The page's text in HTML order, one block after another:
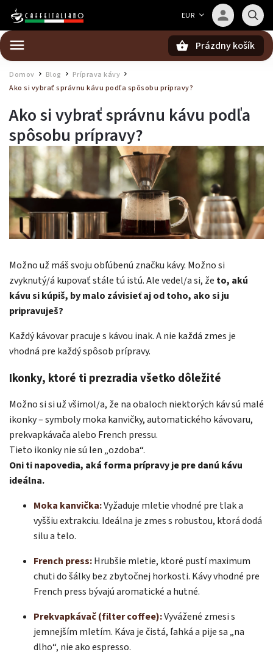
EUR
Prázdny košík
Domov Blog Príprava kávy /
Ako si vybrať správnu kávu podľa spôsobu prípravy?
Ako si vybrať správnu kávu podľa
spôsobu prípravy?
Možno už máš svoju obľúbenú značku kávy. Možno si
zvyknutý/á kupovať stále tú istú. Ale vedel/a si, že to, akú
kávu si kúpiš, by malo závisieť aj od toho, ako si ju
pripravuješ?
Každý kávovar pracuje s kávou inak. A nie každá zmes je
vhodná pre každý spôsob prípravy.
Ikonky, ktoré ti prezradia všetko dôležité
Možno si si už všimol/a, že na obaloch niektorých káv sú malé
ikonky – symboly moka kanvičky, automatického kávovaru,
prekvapkávača alebo French pressu.
Tieto ikonky nie sú len „ozdoba“.
Oni ti napovedia, aká forma prípravy je pre danú kávu
ideálna.
Moka kanvička:Vyžaduje mletie vhodné pre tlak a
vyššiu extrakciu. Ideálna je zmes s robustou, ktorá dodá
silu a telo.
French press:Hrubšie mletie, ktoré pustí maximum
chuti do šálky bez zbytočnej horkosti. Kávy vhodné pre
French press bývajú aromatické a hutné.
Prekvapkávač (filter coffee):Vyvážené zmesi s
jemnejším mletím. Káva je čistá, ľahká a pije sa „na
dlho“, nie ako espresso.
Barista — poradca Caffeitaliano